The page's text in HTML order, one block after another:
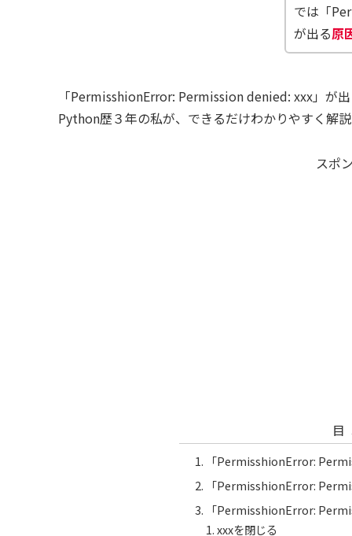
では「
が出る原
「PermisshionError: Permission denied: xxx」が
Python歴３年の私が、できるだけわかりやすく解
スポ
「PermisshionError:
「PermisshionError:
「PermisshionError:
xxxを閉じる